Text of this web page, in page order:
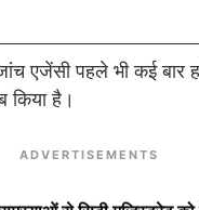
एजेंसी पहले भी कई बार
किया है।
ADVERTISEMENTS